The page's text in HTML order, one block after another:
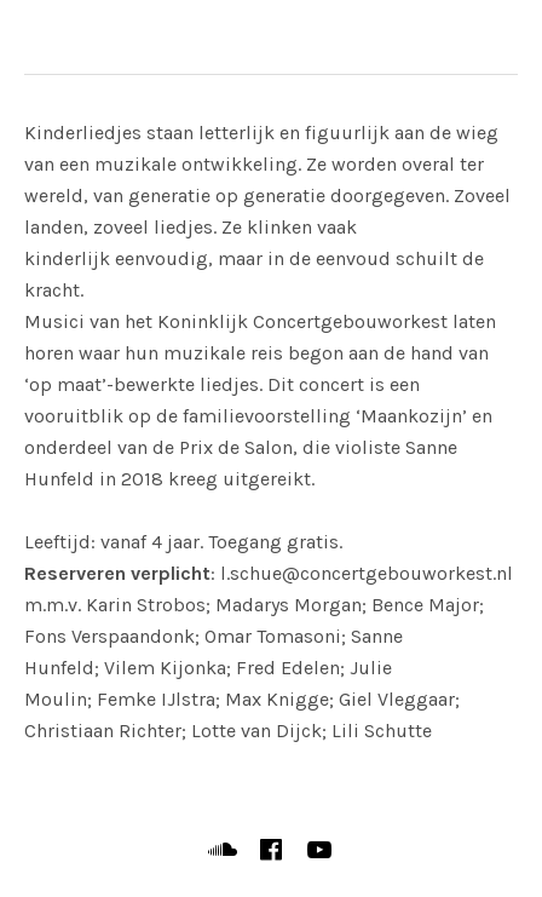
Kinderliedjes staan letterlijk en figuurlijk aan de wieg
van een muzikale ontwikkeling. Ze worden overal ter
wereld, van generatie op generatie doorgegeven. Zoveel
landen, zoveel liedjes. Ze klinken vaak
kinderlijk eenvoudig, maar in de eenvoud schuilt de
kracht.
Musici van het Koninklijk Concertgebouworkest laten
horen waar hun muzikale reis begon aan de hand van
‘op maat’-bewerkte liedjes. Dit concert is een
vooruitblik op de familievoorstelling ‘Maankozijn’ en
onderdeel van de Prix de Salon, die violiste Sanne
Hunfeld in 2018 kreeg uitgereikt.
Leeftijd: vanaf 4 jaar. Toegang gratis.
Reserveren verplicht: l.schue@concertgebouworkest.nl
m.m.v. Karin Strobos; Madarys Morgan; Bence Major;
Fons Verspaandonk; Omar Tomasoni; Sanne
Hunfeld; Vilem Kijonka; Fred Edelen; Julie
Moulin; Femke IJlstra; Max Knigge; Giel Vleggaar;
Christiaan Richter; Lotte van Dijck; Lili Schutte
SOCIAL MEDIA PROFILES
Soundcloud
Facebook